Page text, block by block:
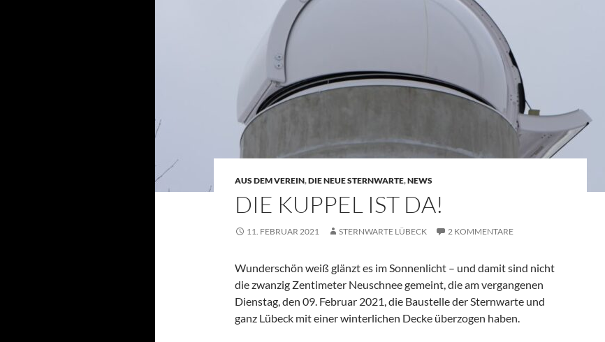
AUS DEM VEREIN,DIE NEUE STERNWARTE,NEWS
DIE KUPPEL IST DA!
11. FEBRUAR 2021 STERNWARTE LÜBECK 2 KOMMENTARE
Wunderschön weiß glänzt es im Sonnenlicht – und damit sind nicht
die zwanzig Zentimeter Neuschnee gemeint, die am vergangenen
Dienstag, den 09. Februar 2021, die Baustelle der Sternwarte und
ganz Lübeck mit einer winterlichen Decke überzogen haben.